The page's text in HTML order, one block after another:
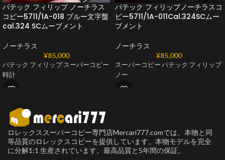
パテック フィリップ ノーチラス
コピー5711/1A-018 ブルー文字盤
cal.324 SCムーブメント
ノーチラス
¥85,000
パテック フィリップ スーパーコピー
時計
パテック フィリップノーチラスコ
ピー5711/1A-011Cal.324SCムー
ブメント
ノーチラス
¥85,000
スーパーコピー パテック フィリップ
ノー
ロレックススーパーコピー専門店Mercari777.comでは、本物と同
等品質のロレックスコピーを提供しています。本物モデルを完全
に分解1:1 生産されています。最高品質と5年間の保証。